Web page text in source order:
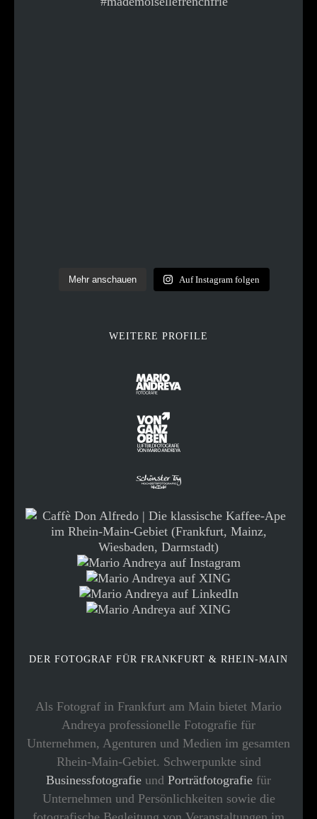
Mehr anschauen Auf Instagram folgen
WEITERE PROFILE
DER FOTOGRAF FÜR FRANKFURT & RHEIN-MAIN
Als Fotograf in Frankfurt am Main bietet Mario
Andreya professionelle Fotografie für
Unternehmen, Agenturen und Medien im gesamten
Rhein-Main-Gebiet. Schwerpunkte sind
Businessfotografie und Porträtfotografie für
Unternehmen und Persönlichkeiten sowie die